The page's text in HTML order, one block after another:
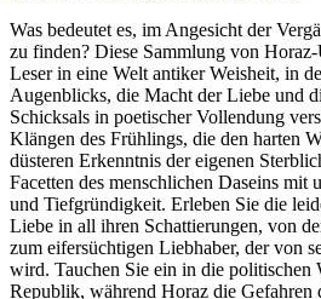
Was bedeutet es, im Angesicht der
zu finden? Diese Sammlung von
Leser in eine Welt antiker Weisheit, in
Augenblicks, die Macht der Liebe und
Schicksals in poetischer Vollendung
Klängen des Frühlings, die den harten
düsteren Erkenntnis der eigenen
Facetten des menschlichen Daseins mit
und Tiefgründigkeit. Erleben Sie die
Liebe in all ihren Schattierungen, von
zum eifersüchtigen Liebhaber, der von
wird. Tauchen Sie ein in die politischen
Republik, während Horaz die Gefahren